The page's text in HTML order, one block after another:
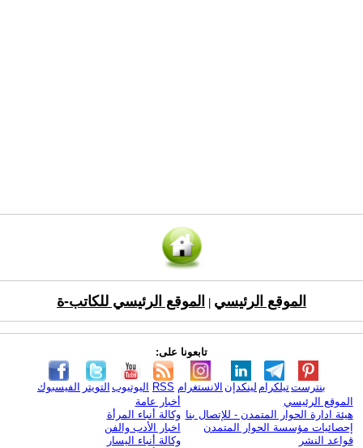
الموقع الرئيسي الموقع الرئيسي للكاتب-ة
تابعونا على:
الفيسبوك التويتر اليوتيوب RSS الانستغرام لينكدإن تيلكرامبنترست
الموقع الرئيسي
هيئة ادارة الحوار المتمدن - للإتصال بنا
إحصائيات مؤسسة الحوار المتمدن
قواعد النشر
أخبار عامة
وكالة أنباء المرأة
اخبار الأدب والفن
وكالة أنباء اليسار